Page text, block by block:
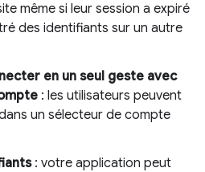
même si leur session a expiré
des identifiants sur un autre
en un seul geste avec
: les utilisateurs peuvent
un sélecteur de compte
: votre application peut